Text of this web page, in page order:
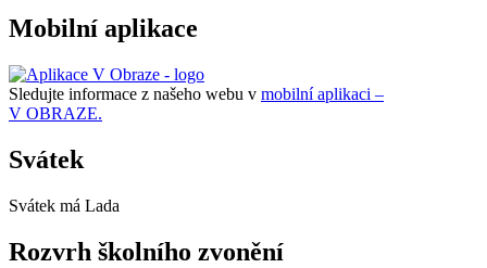
Mobilní aplikace
Sledujte informace z našeho webu v mobilní aplikaci –
V OBRAZE.
Svátek
Svátek má Lada
Rozvrh školního zvonění